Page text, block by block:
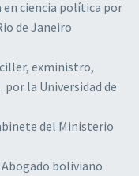
en ciencia política por
de Janeiro
exministro,
la Universidad de
del Ministerio
Abogado boliviano